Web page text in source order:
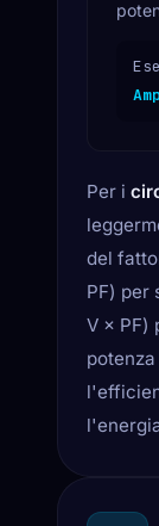
Amp
Per i
del
PF) per
V × PF)